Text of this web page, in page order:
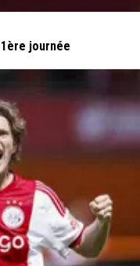
journée